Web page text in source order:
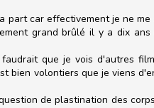
car effectivement je ne
grand brûlé il y a dix
que je vois d'autres
volontiers que je viens
de plastination des